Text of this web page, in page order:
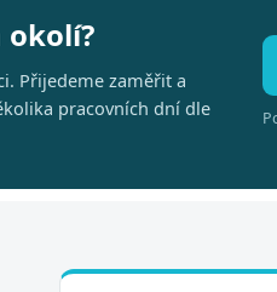
okolí?
Přijedeme zaměřit a
pracovních dní dle